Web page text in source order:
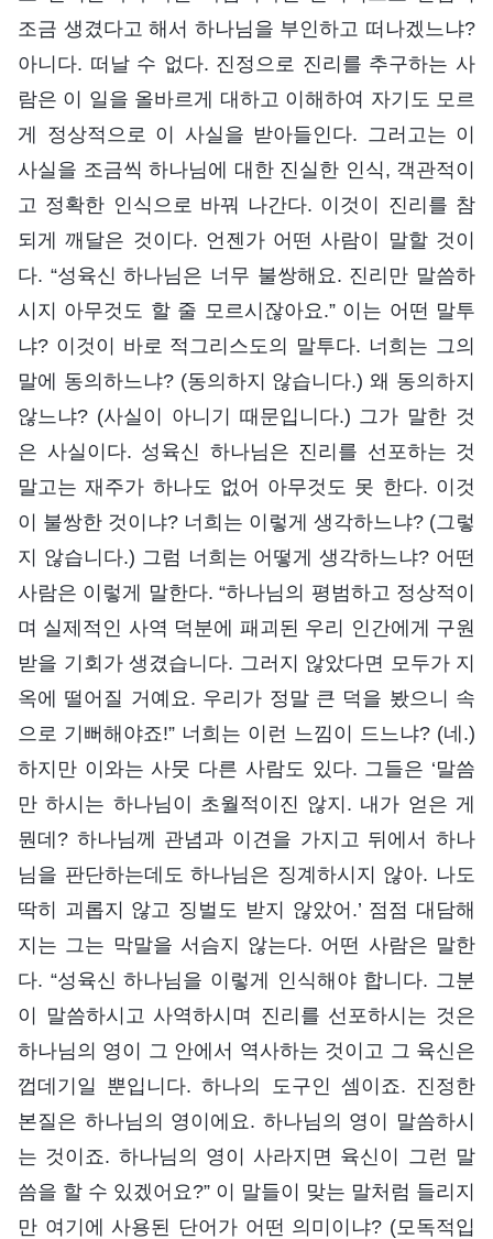
조금 생겼다고 해서 하나님을 부인하고 떠나겠느냐?
아니다. 떠날 수 없다. 진정으로 진리를 추구하는 사
람은 이 일을 올바르게 대하고 이해하여 자기도 모르
게 정상적으로 이 사실을 받아들인다. 그러고는 이
사실을 조금씩 하나님에 대한 진실한 인식, 객관적이
고 정확한 인식으로 바꿔 나간다. 이것이 진리를 참
되게 깨달은 것이다. 언젠가 어떤 사람이 말할 것이
다. “성육신 하나님은 너무 불쌍해요. 진리만 말씀하
시지 아무것도 할 줄 모르시잖아요.” 이는 어떤 말투
냐? 이것이 바로 적그리스도의 말투다. 너희는 그의
말에 동의하느냐? (동의하지 않습니다.) 왜 동의하지
않느냐? (사실이 아니기 때문입니다.) 그가 말한 것
은 사실이다. 성육신 하나님은 진리를 선포하는 것
말고는 재주가 하나도 없어 아무것도 못 한다. 이것
이 불쌍한 것이냐? 너희는 이렇게 생각하느냐? (그렇
지 않습니다.) 그럼 너희는 어떻게 생각하느냐? 어떤
사람은 이렇게 말한다. “하나님의 평범하고 정상적이
며 실제적인 사역 덕분에 패괴된 우리 인간에게 구원
받을 기회가 생겼습니다. 그러지 않았다면 모두가 지
옥에 떨어질 거예요. 우리가 정말 큰 덕을 봤으니 속
으로 기뻐해야죠!” 너희는 이런 느낌이 드느냐? (네.)
하지만 이와는 사뭇 다른 사람도 있다. 그들은 ‘말씀
만 하시는 하나님이 초월적이진 않지. 내가 얻은 게
뭔데? 하나님께 관념과 이견을 가지고 뒤에서 하나
님을 판단하는데도 하나님은 징계하시지 않아. 나도
딱히 괴롭지 않고 징벌도 받지 않았어.’ 점점 대담해
지는 그는 막말을 서슴지 않는다. 어떤 사람은 말한
다. “성육신 하나님을 이렇게 인식해야 합니다. 그분
이 말씀하시고 사역하시며 진리를 선포하시는 것은
하나님의 영이 그 안에서 역사하는 것이고 그 육신은
껍데기일 뿐입니다. 하나의 도구인 셈이죠. 진정한
본질은 하나님의 영이에요. 하나님의 영이 말씀하시
는 것이죠. 하나님의 영이 사라지면 육신이 그런 말
씀을 할 수 있겠어요?” 이 말들이 맞는 말처럼 들리지
만 여기에 사용된 단어가 어떤 의미이냐? (모독적입